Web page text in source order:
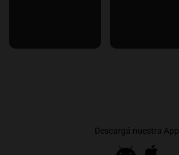
Descargá nuestra App